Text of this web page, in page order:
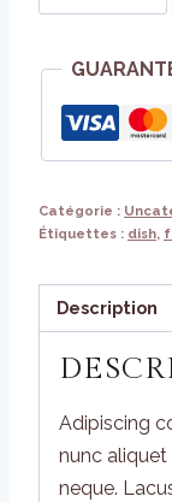
de
Glazed
Catégorie :
Étiquettes : dish,
Description
Adipiscing
nunc
neque.